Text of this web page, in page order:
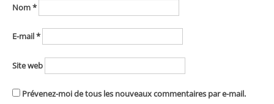
Nom*
E-mail*
Site web
Prévenez-moi de tous les nouveaux commentaires par e-mail.